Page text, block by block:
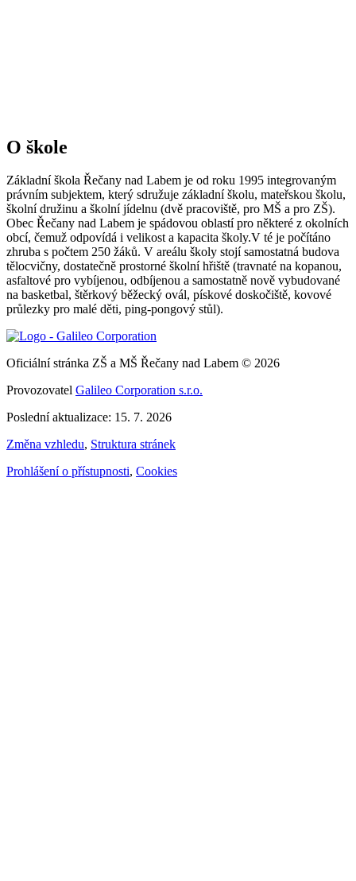
O škole
Základní škola Řečany nad Labem je od roku 1995 integrovaným
právním subjektem, který sdružuje základní školu, mateřskou školu,
školní družinu a školní jídelnu (dvě pracoviště, pro MŠ a pro ZŠ).
Obec Řečany nad Labem je spádovou oblastí pro některé z okolních
obcí, čemuž odpovídá i velikost a kapacita školy.V té je počítáno
zhruba s počtem 250 žáků. V areálu školy stojí samostatná budova
tělocvičny, dostatečně prostorné školní hřiště (travnaté na kopanou,
asfaltové pro vybíjenou, odbíjenou a samostatně nově vybudované
na basketbal, štěrkový běžecký ovál, pískové doskočiště, kovové
průlezky pro malé děti, ping-pongový stůl).
Oficiální stránka ZŠ a MŠ Řečany nad Labem © 2026
Provozovatel Galileo Corporation s.r.o.
Poslední aktualizace: 15. 7. 2026
Změna vzhledu, Struktura stránek
Prohlášení o přístupnosti, Cookies